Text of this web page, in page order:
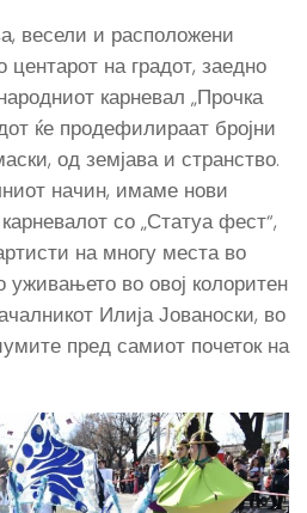
весели и расположени
центарот на градот, заедно
карневал „Прочка
ќе продефилираат бројни
од земјава и странство.
начин, имаме нови
со „Статуа фест“,
на многу места во
уживањето во овој колоритен
Илија Јованоски, во
пред самиот почеток на